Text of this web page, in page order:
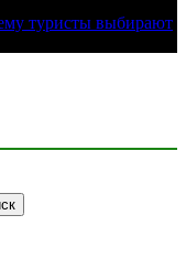
туристы выбирают